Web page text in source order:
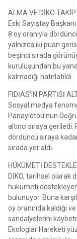
ALMA VE DİKO
Eski Sayıştay
8 oy oranıyla
yalnızca iki puan
beşinci sırada
kuruluşundan bu
kalmadığı hatırlatıldı.
FİDİAS’IN PARTİSİ
Sosyal medya
Panayiotou’nun
altıncı sıraya
dördüncü sıraya
sırada yer aldı.
HÜKÜMETİ
DİKO, tarihsel olarak
hükümeti
bulunuyor. Buna
oy oranında kaldığı
sandalyelerini
Ekologlar Hareketi